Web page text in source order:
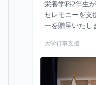
栄養学科2年生
セレモニーを支
ーを贈呈いたし
大学行事支援